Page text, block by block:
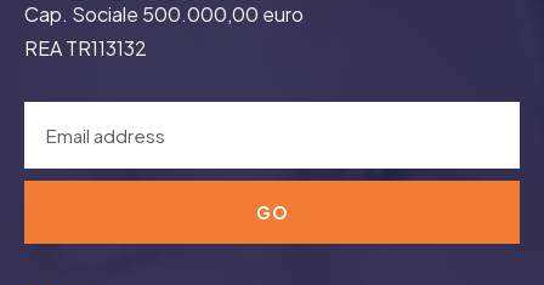
Cap. Sociale 500.000,00 euro
REA TR113132
GO